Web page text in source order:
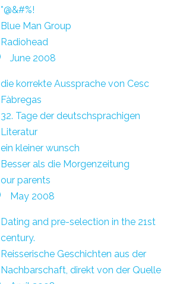
*@&#%!
Blue Man Group
Radiohead
June 2008
die korrekte Aussprache von Cesc
Fàbregas
32. Tage der deutschsprachigen
Literatur
ein kleiner wunsch
Besser als die Morgenzeitung
our parents
May 2008
Dating and pre-selection in the 21st
century.
Reisserische Geschichten aus der
Nachbarschaft, direkt von der Quelle